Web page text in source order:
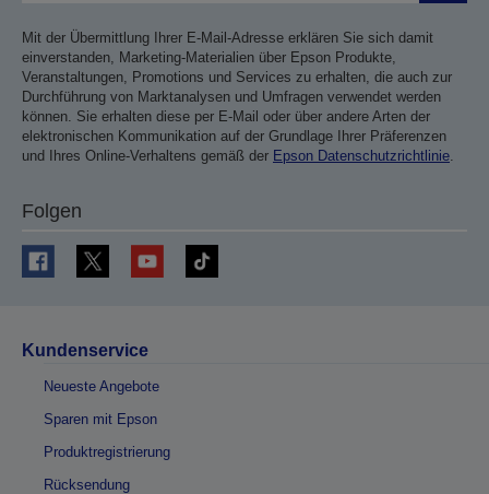
Mit der Übermittlung Ihrer E-Mail-Adresse erklären Sie sich damit
einverstanden, Marketing-Materialien über Epson Produkte,
Veranstaltungen, Promotions und Services zu erhalten, die auch zur
Durchführung von Marktanalysen und Umfragen verwendet werden
können. Sie erhalten diese per E-Mail oder über andere Arten der
elektronischen Kommunikation auf der Grundlage Ihrer Präferenzen
und Ihres Online-Verhaltens gemäß der Epson Datenschutzrichtlinie.
Folgen
Kundenservice
Neueste Angebote
Sparen mit Epson
Produktregistrierung
Rücksendung